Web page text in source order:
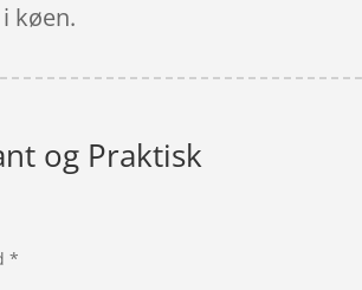
køen.
og Praktisk
*